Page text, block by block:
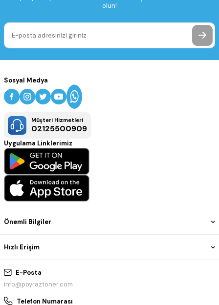
olun!
E-Posta
info@poyraztoner.com
Telefon Numarası
Önemli Bilgiler
Hızlı Erişim
Sosyal Medya
Müşteri Hizmetleri
02125500909
Uygulama Linklerimiz